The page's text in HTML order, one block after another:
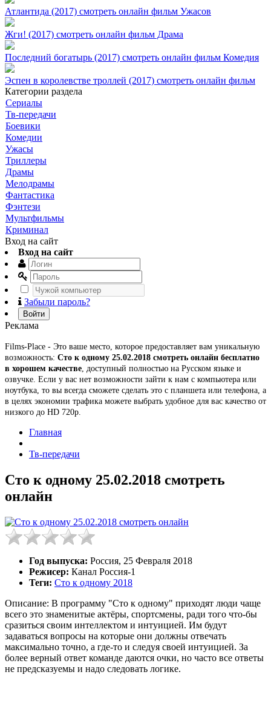
Атлантида (2017) смотреть онлайн фильм Ужасов
Жги! (2017) смотреть онлайн фильм Драма
Последний богатырь (2017) смотреть онлайн фильм Комедия
Эспен в королевстве троллей (2017) смотреть онлайн фильм
Категории раздела
Сериалы
Тв-передачи
Боевики
Комедии
Ужасы
Триллеры
Драмы
Мелодрамы
Фантастика
Фэнтези
Мультфильмы
Криминал
Вход на сайт
Вход на сайт
Забыли пароль?
Войти
Реклама
Films-Place - Это ваше место, которое предоставляет вам уникальную
возможность: Сто к одному 25.02.2018 смотреть онлайн бесплатно
в хорошем качестве , доступный полностью на Русском языке и
озвучке. Если у вас нет возможности зайти к нам с компьютера или
ноутбука, то вы всегда сможете сделать это с планшета или телефона, а
в целях экономии трафика можете выбрать удобное для вас качество от
низкого до HD 720p.
Главная
Тв-передачи
Сто к одному 25.02.2018 смотреть
онлайн
Год выпуска: Россия, 25 Февраля 2018
Режисер: Канал Россия-1
Теги: Сто к одному 2018
Описание: В программу "Сто к одному" приходят люди чаще
всего это знаменитые актёры, спортсмены, ради того что-бы
сразиться своим интеллектом и интуицией. Им будут
задаваться вопросы на которые они должны отвечать
максимально точно, а где-то и следуя своей интуицией. За
более верный ответ команде даются очки, но часто все ответы
не предсказуемы и надо следовать логике.